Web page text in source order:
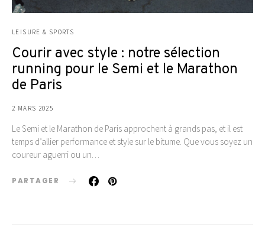
LEISURE & SPORTS
Courir avec style : notre sélection
running pour le Semi et le Marathon
de Paris
2 MARS 2025
Le Semi et le Marathon de Paris approchent à grands pas, et il est
temps d’allier performance et style sur le bitume. Que vous soyez un
coureur aguerri ou un…
PARTAGER